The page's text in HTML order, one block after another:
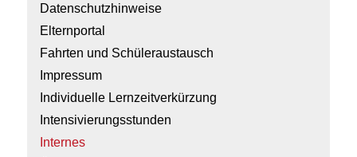
Datenschutzhinweise
Elternportal
Fahrten und Schüleraustausch
Impressum
Individuelle Lernzeitverkürzung
Intensivierungsstunden
Internes